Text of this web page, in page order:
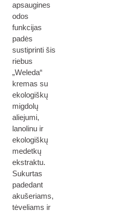
apsaugines
odos
funkcijas
padės
sustiprinti šis
riebus
„Weleda“
kremas su
ekologiškų
migdolų
aliejumi,
lanolinu ir
ekologiškų
medetkų
ekstraktu.
Sukurtas
padedant
akušeriams,
tėveliams ir